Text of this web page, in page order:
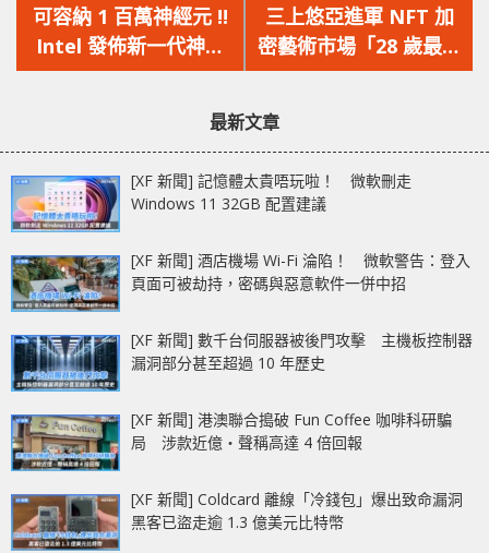
一
篇
文
可容納 1 百萬神經元 !!
Intel 發佈新一代神經
形態晶片 Loihi 2
一
篇
文
三上悠亞進軍 NFT 加
密藝術市場「28 歲最後
一夜」拍賣活動
最新文章
[XF 新聞] 記憶體太貴唔玩啦！ 微軟刪走
Windows 11 32GB 配置建議
[XF 新聞] 酒店機場 Wi-Fi 淪陷！ 微軟警告：登入
頁面可被劫持，密碼與惡意軟件一併中招
[XF 新聞] 數千台伺服器被後門攻擊 主機板控制器
漏洞部分甚至超過 10 年歷史
[XF 新聞] 港澳聯合搗破 Fun Coffee 咖啡科研騙
局 涉款近億‧聲稱高達 4 倍回報
[XF 新聞] Coldcard 離線「冷錢包」爆出致命漏洞
黑客已盜走逾 1.3 億美元比特幣